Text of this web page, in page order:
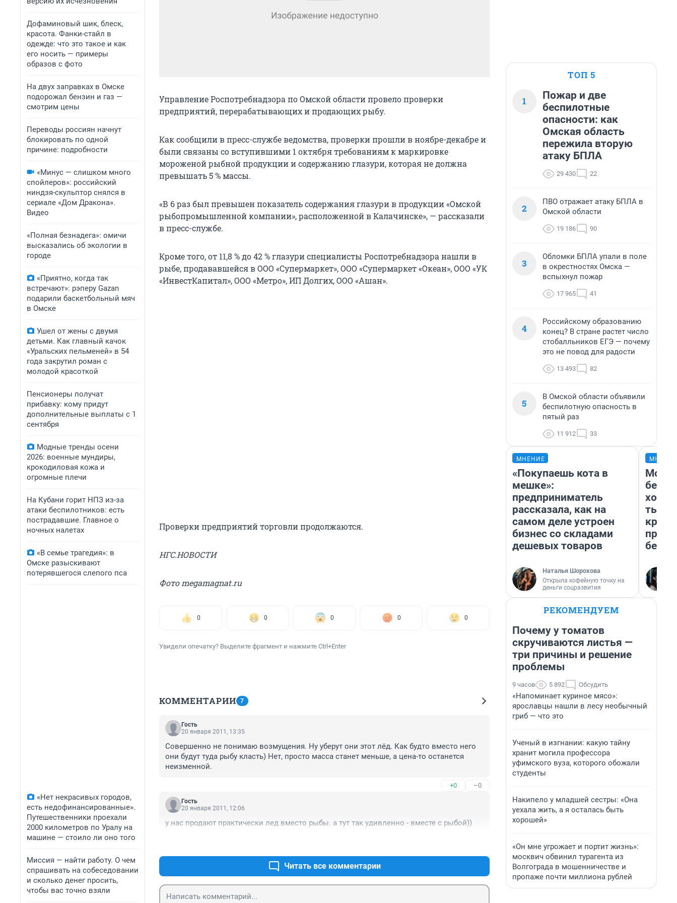
Дофаминовый шик, блеск,
красота. Фанки-стайл в
одежде: что это такое и как
его носить — примеры
образов с фото
На двух заправках в Омске
подорожал бензин и газ —
смотрим цены
Переводы россиян начнут
блокировать по одной
причине: подробности
«Минус — слишком много
спойлеров»: российский
ниндзя-скульптор снялся в
сериале «Дом Дракона».
Видео
«Полная безнадега»: омичи
высказались об экологии в
городе
«Приятно, когда так
встречают»: рэперу Gazan
подарили баскетбольный мяч
в Омске
Ушел от жены с двумя
детьми. Как главный качок
«Уральских пельменей» в 54
года закрутил роман с
молодой красоткой
Пенсионеры получат
прибавку: кому придут
дополнительные выплаты с 1
сентября
Модные тренды осени
2026: военные мундиры,
крокодиловая кожа и
огромные плечи
На Кубани горит НПЗ из-за
атаки беспилотников: есть
пострадавшие. Главное о
ночных налетах
«В семье трагедия»: в
Омске разыскивают
потерявшегося слепого пса
«Нет некрасивых городов,
есть недофинансированные».
Путешественники проехали
2000 километров по Уралу на
машине — стоило ли оно того
Миссия — найти работу. О чем
спрашивать на собеседовании
и сколько денег просить,
чтобы вас точно взяли
Управление Роспотребнадзора по Омской области провело проверки
предприятий, перерабатывающих и продающих рыбу.
Как сообщили в пресс-службе ведомства, проверки прошли в ноябре-декабре и
были связаны со вступившими 1 октября требованиям к маркировке
мороженой рыбной продукции и содержанию глазури, которая не должна
превышать 5 % массы.
«В 6 раз был превышен показатель содержания глазури в продукции «Омской
рыбопромышленной компании», расположенной в Калачинске», — рассказали
в пресс-службе.
Кроме того, от 11,8 % до 42 % глазури специалисты Роспотребнадзора нашли в
рыбе, продававшейся в ООО «Супермаркет», ООО «Супермаркет «Океан», ООО «УК
«ИнвестКапитал», ООО «Метро», ИП Долгих, ООО «Ашан».
Проверки предприятий торговли продолжаются.
НГС.НОВОСТИ
Фото megamagnat.ru
0 0 0 0 0
Увидели опечатку? Выделите фрагмент и нажмите Ctrl+Enter
КОММЕНТАРИИ 7
Гость
20 января 2011, 13:35
Совершенно не понимаю возмущения. Ну уберут они этот лёд. Как будто вместо него
они будут туда рыбу класть) Нет, просто масса станет меньше, а цена-то останется
неизменной.
+0 –0
Гость
20 января 2011, 12:06
у нас продают практически лед вместо рыбы. а тут так удивленно - вместе с рыбой))
Читать все комментарии
ТОП 5
1
Пожар и две
беспилотные
опасности: как
Омская область
пережила вторую
атаку БПЛА
29 430 22
2
ПВО отражает атаку БПЛА в
Омской области
19 186 90
3
Обломки БПЛА упали в поле
в окрестностях Омска —
вспыхнул пожар
17 965 41
4
Российскому образованию
конец? В стране растет число
стобалльников ЕГЭ — почему
это не повод для радости
13 493 82
5
В Омской области объявили
беспилотную опасность в
пятый раз
11 912 33
МНЕНИЕ
«Покупаешь кота в
мешке»:
предприниматель
рассказала, как на
самом деле устроен
бизнес со складами
дешевых товаров
Наталья Шорохова
Открыла кофейную точку на
деньги соцразвития
Мой
РЕКОМЕНДУЕМ
Почему у томатов
скручиваются листья —
три причины и решение
проблемы
9 часов 5 892 Обсудить
«Напоминает куриное мясо»:
ярославцы нашли в лесу необычный
гриб — что это
Ученый в изгнании: какую тайну
хранит могила профессора
уфимского вуза, которого обожали
студенты
Накипело у младшей сестры: «Она
уехала жить, а я осталась быть
хорошей»
«Он мне угрожает и портит жизнь»:
москвич обвинил турагента из
Волгограда в мошенничестве и
пропаже почти миллиона рублей